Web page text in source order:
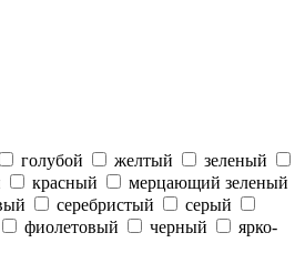
голубой желтый
зеленый
красный
мерцающий зеленый
серебристый
серый
фиолетовый черный
ярко-